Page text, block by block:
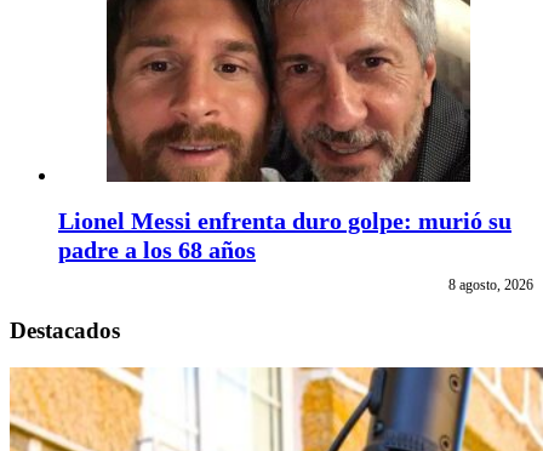
Lionel Messi enfrenta duro golpe: murió su
padre a los 68 años
8 agosto, 2026
Destacados